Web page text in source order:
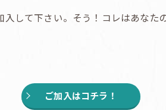
して下さい。そう！コレはあなた
ご加入はコチラ！